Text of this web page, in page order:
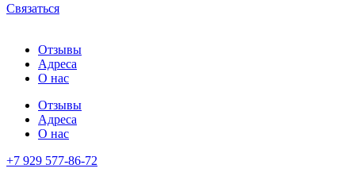
Связаться
Отзывы
Адреса
О нас
Отзывы
Адреса
О нас
+7 929 577-86-72